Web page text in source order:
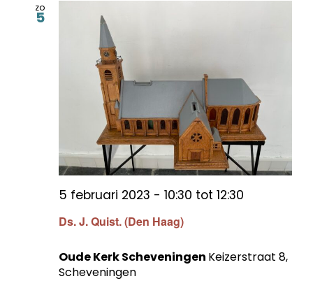
zo
5
Ds. J. Quist. (Den Haag)
5 februari 2023 - 10:30 tot 12:30
Oude Kerk Scheveningen Keizerstraat 8,
Scheveningen